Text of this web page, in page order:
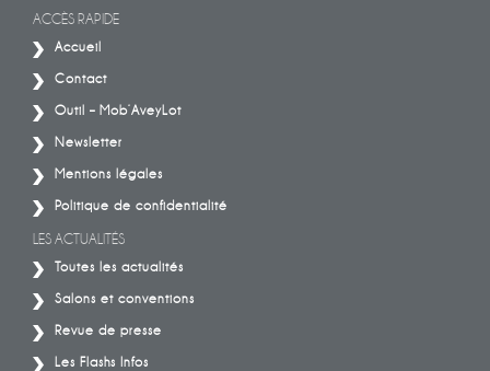
ACCÈS RAPIDE
Accueil
Contact
Outil – Mob’AveyLot
Newsletter
Mentions légales
Politique de confidentialité
LES ACTUALITÉS
Toutes les actualités
Salons et conventions
Revue de presse
Les Flashs Infos